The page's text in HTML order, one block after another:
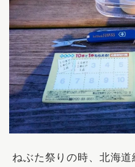
ねぶた祭りの時、北海